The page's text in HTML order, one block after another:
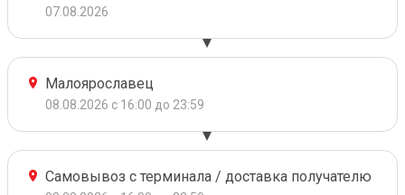
07.08.2026
Малоярославец
08.08.2026 с 16:00 до 23:59
Самовывоз с терминала / доставка получателю